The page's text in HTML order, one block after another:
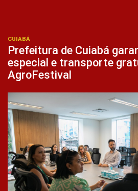
CUIABÁ
Prefeitura de Cuiabá
especial e transporte
AgroFestival